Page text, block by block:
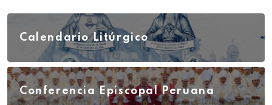
Calendario Litúrgico
Conferencia Episcopal Peruana